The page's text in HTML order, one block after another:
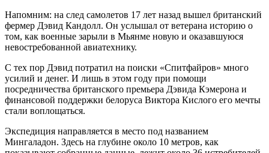
Напомним: на след самолетов 17 лет назад вышел британский
фермер Дэвид Кандолл. Он услышал от ветерана историю о
том, как военные зарыли в Мьянме новую и оказавшуюся
невостребованной авиатехнику.
С тех пор Дэвид потратил на поиски «Спитфайров» много
усилий и денег. И лишь в этом году при помощи
посредничества британского премьера Дэвида Кэмерона и
финансовой поддержки белоруса Виктора Кислого его мечты
стали воплощаться.
Экспедиция направляется в место под названием
Мингаладон. Здесь на глубине около 10 метров, как